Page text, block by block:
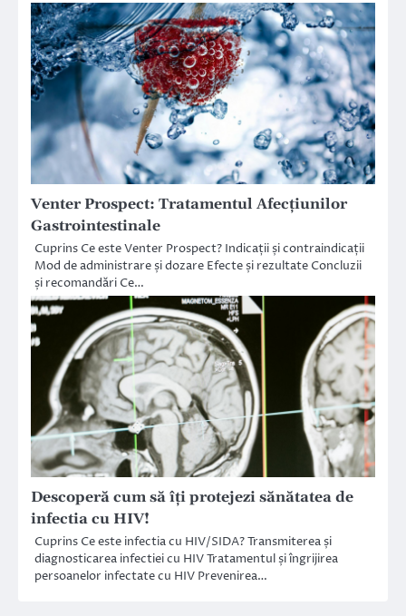
Venter Prospect: Tratamentul Afecțiunilor
Gastrointestinale
Cuprins Ce este Venter Prospect? Indicații și contraindicații
Mod de administrare și dozare Efecte și rezultate Concluzii
și recomandări Ce…
Descoperă cum să îți protejezi sănătatea de
infectia cu HIV!
Cuprins Ce este infectia cu HIV/SIDA? Transmiterea și
diagnosticarea infectiei cu HIV Tratamentul și îngrijirea
persoanelor infectate cu HIV Prevenirea…